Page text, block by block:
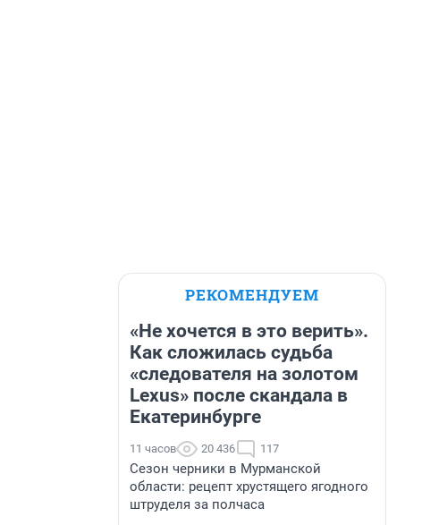
РЕКОМЕНДУЕМ
«Не хочется в это верить».
Как сложилась судьба
«следователя на золотом
Lexus» после скандала в
Екатеринбурге
11 часов 20 436 117
Сезон черники в Мурманской
области: рецепт хрустящего ягодного
штруделя за полчаса